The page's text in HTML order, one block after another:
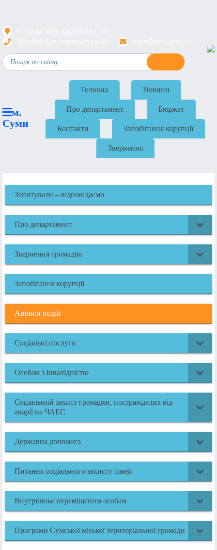
м.
Суми
Головна Новини
Про департамент Бюджет
Контакти Запобігання корупції
Звернення
Запитували – відповідаємо
Про департамент
Звернення громадян
Запобігання корупції
Анонси подій
Соціальні послуги
Особам з інвалідністю
Соціальний захист громадян, постраждалих від
аварії на ЧАЕС
Державна допомога
Питання соціального захисту сімей
Внутрішньо переміщеним особам
Програми Сумської міської територіальної громади